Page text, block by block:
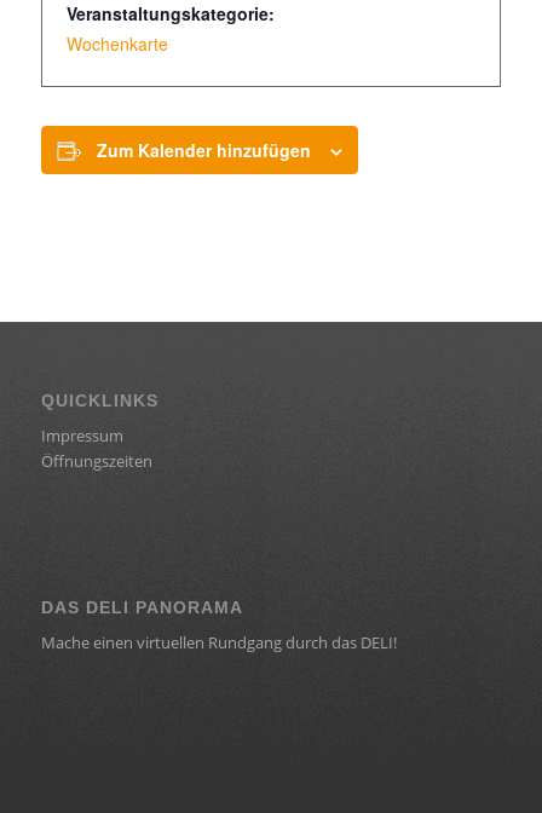
Veranstaltungskategorie:
Wochenkarte
Zum Kalender hinzufügen
QUICKLINKS
Impressum
Öffnungszeiten
DAS DELI PANORAMA
Mache einen virtuellen Rundgang durch das DELI!